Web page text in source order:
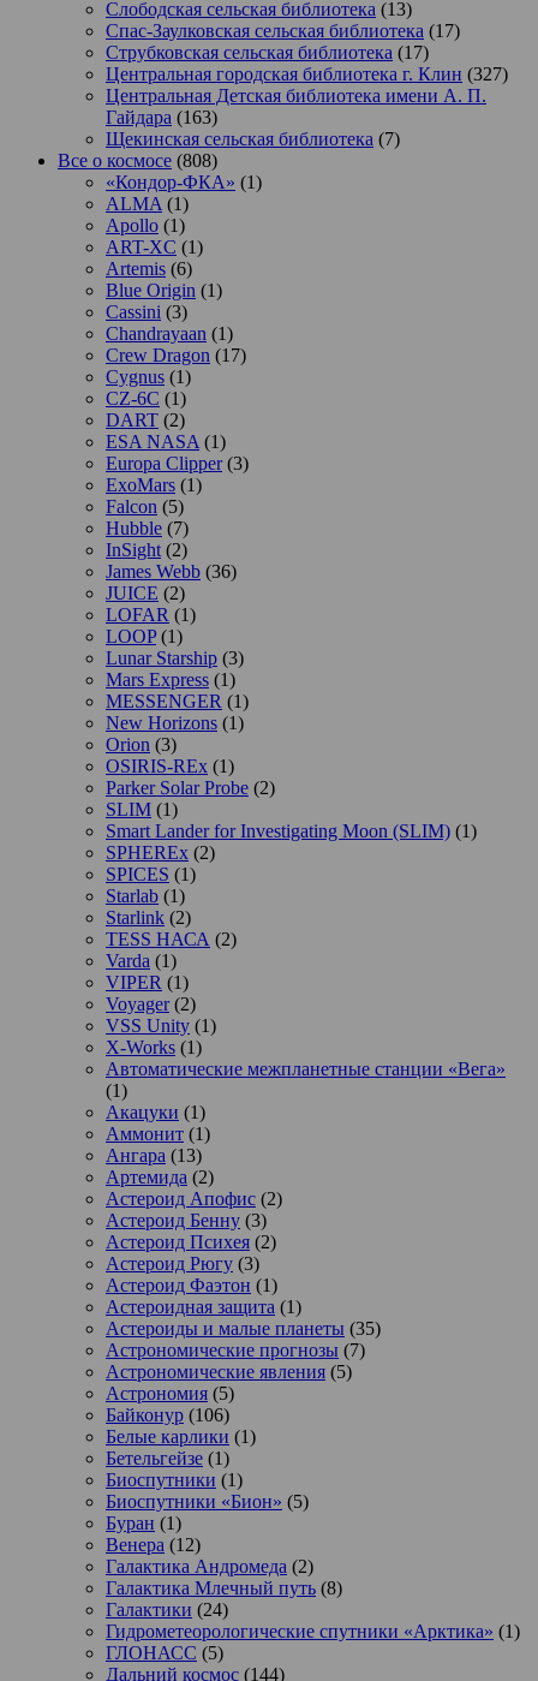
Слободская сельская библиотека (13)
Спас-Заулковская сельская библиотека (17)
Струбковская сельская библиотека (17)
Центральная городская библиотека г. Клин (327)
Центральная Детская библиотека имени А. П.
Гайдара (163)
Щекинская сельская библиотека (7)
Все о космосе (808)
«Кондор-ФКА» (1)
ALMA (1)
Apollo (1)
ART-XC (1)
Artemis (6)
Blue Origin (1)
Cassini (3)
Chandrayaan (1)
Crew Dragon (17)
Cygnus (1)
CZ-6C (1)
DART (2)
ESA NASA (1)
Europa Clipper(3)
ExoMars (1)
Falcon (5)
Hubble (7)
InSight (2)
James Webb (36)
JUICE (2)
LOFAR (1)
LOOP(1)
Lunar Starship (3)
Mars Express (1)
MESSENGER (1)
New Horizons (1)
Orion (3)
OSIRIS-REx (1)
Parker Solar Probe (2)
SLIM (1)
Smart Lander for Investigating Moon (SLIM) (1)
SPHEREx (2)
SPICES (1)
Starlab (1)
Starlink (2)
TESS НАСА (2)
Varda (1)
VIPER (1)
Voyager(2)
VSS Unity (1)
X-Works (1)
Автоматические межпланетные станции «Вега»
(1)
Акацуки (1)
Аммонит (1)
Ангара (13)
Артемида (2)
Астероид Апофис (2)
Астероид Бенну (3)
Астероид Психея (2)
Астероид Рюгу (3)
Астероид Фаэтон (1)
Астероидная защита (1)
Астероиды и малые планеты (35)
Астрономические прогнозы (7)
Астрономические явления (5)
Астрономия (5)
Байконур (106)
Белые карлики (1)
Бетельгейзе (1)
Биоспутники (1)
Биоспутники «Бион» (5)
Буран (1)
Венера (12)
Галактика Андромеда (2)
Галактика Млечный путь (8)
Галактики (24)
Гидрометеорологические спутники «Арктика» (1)
ГЛОНАСС (5)
Дальний космос (144)